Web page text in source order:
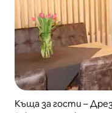
Къща за гости –